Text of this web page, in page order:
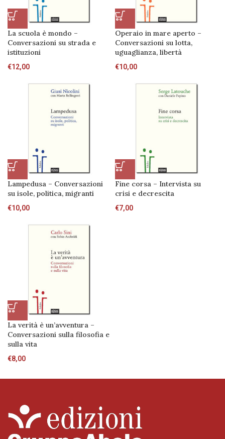
La scuola è mondo –
Conversazioni su strada e
istituzioni
€12,00
Operaio in mare aperto –
Conversazioni su lotta,
uguaglianza, libertà
€10,00
Lampedusa – Conversazioni
su isole, politica, migranti
€10,00
Fine corsa – Intervista su
crisi e decrescita
€7,00
La verità è un’avventura –
Conversazioni sulla filosofia e
sulla vita
€8,00